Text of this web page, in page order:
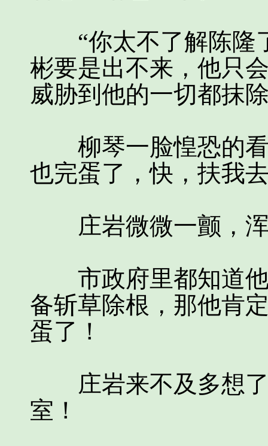
“你太不了解陈隆
彬要是出不来，他只
威胁到他的一切都抹
柳琴一脸惶恐的看
也完蛋了，快，扶我
庄岩微微一颤，浑
市政府里都知道他
备斩草除根，那他肯
蛋了！
庄岩来不及多想了
室！